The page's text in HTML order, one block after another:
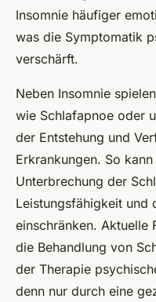
Insomnie häufiger
was die Symptomatik
verschärft.
Neben Insomnie
wie Schlafapnoe oder
der Entstehung und
Erkrankungen. So
Unterbrechung der
Leistungsfähigkeit und
einschränken. Aktuelle
die Behandlung von
der Therapie
denn nur durch eine